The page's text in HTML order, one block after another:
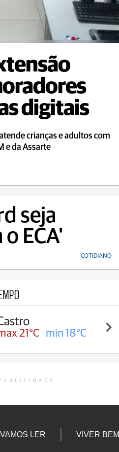
digitais
crianças e adultos com
e da Assarte
seja
ECA'
COTIDIANO
21°C min 18°C
VAMOS LER VIVER BEM